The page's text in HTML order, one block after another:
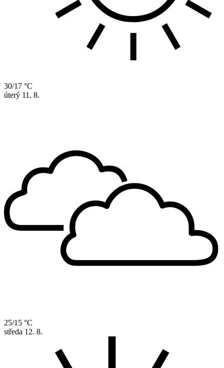
30/17 °C
úterý 11. 8.
25/15 °C
středa 12. 8.